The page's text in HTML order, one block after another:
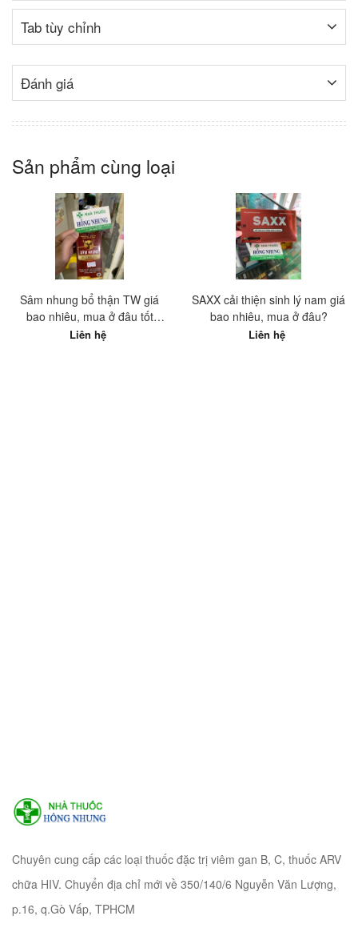
Tab tùy chỉnh
Đánh giá
Sản phẩm cùng loại
Sâm nhung bổ thận TW giá
bao nhiêu, mua ở đâu tốt
nhất?
Liên hệ
SAXX cải thiện sinh lý nam giá
bao nhiêu, mua ở đâu?
Liên hệ
Chuyên cung cấp các loại thuốc đặc trị viêm gan B, C, thuốc ARV
chữa HIV. Chuyển địa chỉ mới về 350/140/6 Nguyễn Văn Lượng,
p.16, q.Gò Vấp, TPHCM